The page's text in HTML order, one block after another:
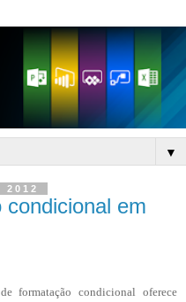
▼
em
formatação condicional oferece